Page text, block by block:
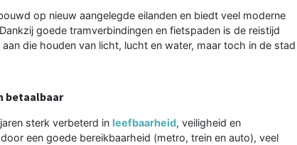
op nieuw aangelegde eilanden en biedt veel moderne
goede tramverbindingen en fietspaden is de reistijd
die houden van licht, lucht en water, maar toch in de stad
betaalbaar
sterk verbeterd in leefbaarheid, veiligheid en
een goede bereikbaarheid (metro, trein en auto), veel